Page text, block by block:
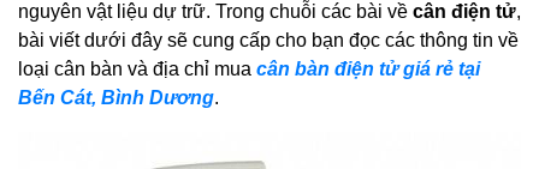
nguyên vật liệu dự trữ. Trong chuỗi các bài về cân điện tử,
bài viết dưới đây sẽ cung cấp cho bạn đọc các thông tin về
loại cân bàn và địa chỉ mua cân bàn điện tử giá rẻ tại
Bến Cát, Bình Dương.